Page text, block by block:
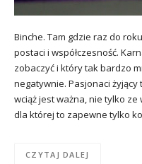
Binche. Tam gdzie raz do
postaci i współczesność.
zobaczyć i który tak bardzo
negatywnie. Pasjonaci
wciąż jest ważna, nie tylko ze
dla której to zapewne tylko
CZYTAJ DALEJ